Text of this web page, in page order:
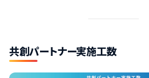
共創パートナー実施工数